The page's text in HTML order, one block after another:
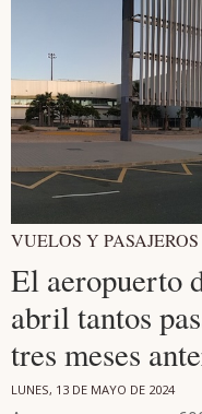
VUELOS Y PASAJEROS
El aeropuerto
abril tantos
tres meses
LUNES, 13 DE MAYO DE 2024